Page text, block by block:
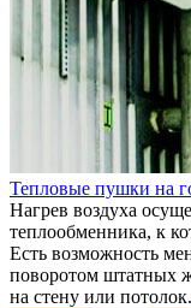
Тепловые пушки на
Нагрев воздуха
теплообменника, к
Есть возможность
поворотом штатных
на стену или потолок.